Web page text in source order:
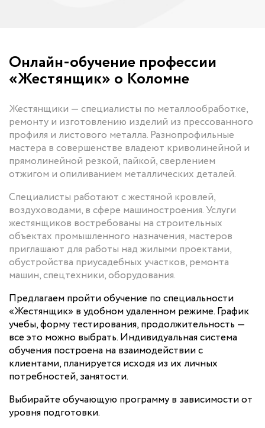
Онлайн-обучение профессии
«Жестянщик» о Коломне
Жестянщики — специалисты по металлообработке,
ремонту и изготовлению изделий из прессованного
профиля и листового металла. Разнопрофильные
мастера в совершенстве владеют криволинейной и
прямолинейной резкой, пайкой, сверлением
отжигом и опиливанием металлических деталей.
Специалисты работают с жестяной кровлей,
воздуховодами, в сфере машиностроения. Услуги
жестянщиков востребованы на строительных
объектах промышленного назначения, мастеров
приглашают для работы над жилыми проектами,
обустройства приусадебных участков, ремонта
машин, спецтехники, оборудования.
Предлагаем пройти обучение по специальности
«Жестянщик» в удобном удаленном режиме. График
учебы, форму тестирования, продолжительность —
все это можно выбрать. Индивидуальная система
обучения построена на взаимодействии с
клиентами, планируется исходя из их личных
потребностей, занятости.
Выбирайте обучающую программу в зависимости от
уровня подготовки.